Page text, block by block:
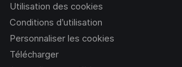
Utilisation des cookies
Conditions d’utilisation
Personnaliser les cookies
Télécharger